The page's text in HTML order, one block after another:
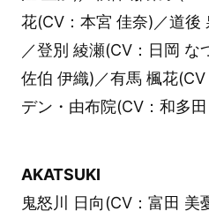
花(CV：本宮 佳奈)／道後
／登別 綾瀬(CV：日岡 な
佐伯 伊織)／有馬 楓花
デン・由布院(CV：和多
AKATSUKI
鬼怒川 日向(CV：富田 美